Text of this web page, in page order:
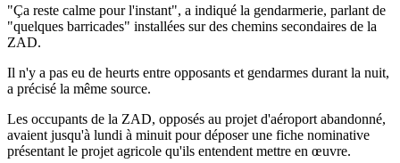
"Ça reste calme pour l'instant", a indiqué la gendarmerie, parlant de
"quelques barricades" installées sur des chemins secondaires de la
ZAD.
Il n'y a pas eu de heurts entre opposants et gendarmes durant la nuit,
a précisé la même source.
Les occupants de la ZAD, opposés au projet d'aéroport abandonné,
avaient jusqu'à lundi à minuit pour déposer une fiche nominative
présentant le projet agricole qu'ils entendent mettre en œuvre.